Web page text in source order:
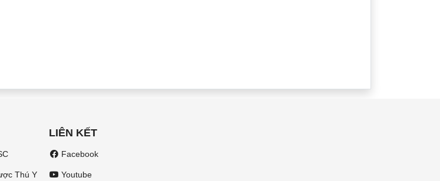
Thú Y
LIÊN KẾT
Facebook
Youtube